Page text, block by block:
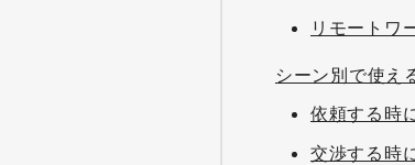
リモートワ
シーン別で使え
依頼する時
交渉する時